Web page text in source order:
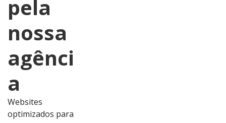
pela
nossa
agênci
a
Websites
optimizados para